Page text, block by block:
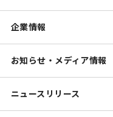
企業情報
お知らせ・メディア情報
ニュースリリース